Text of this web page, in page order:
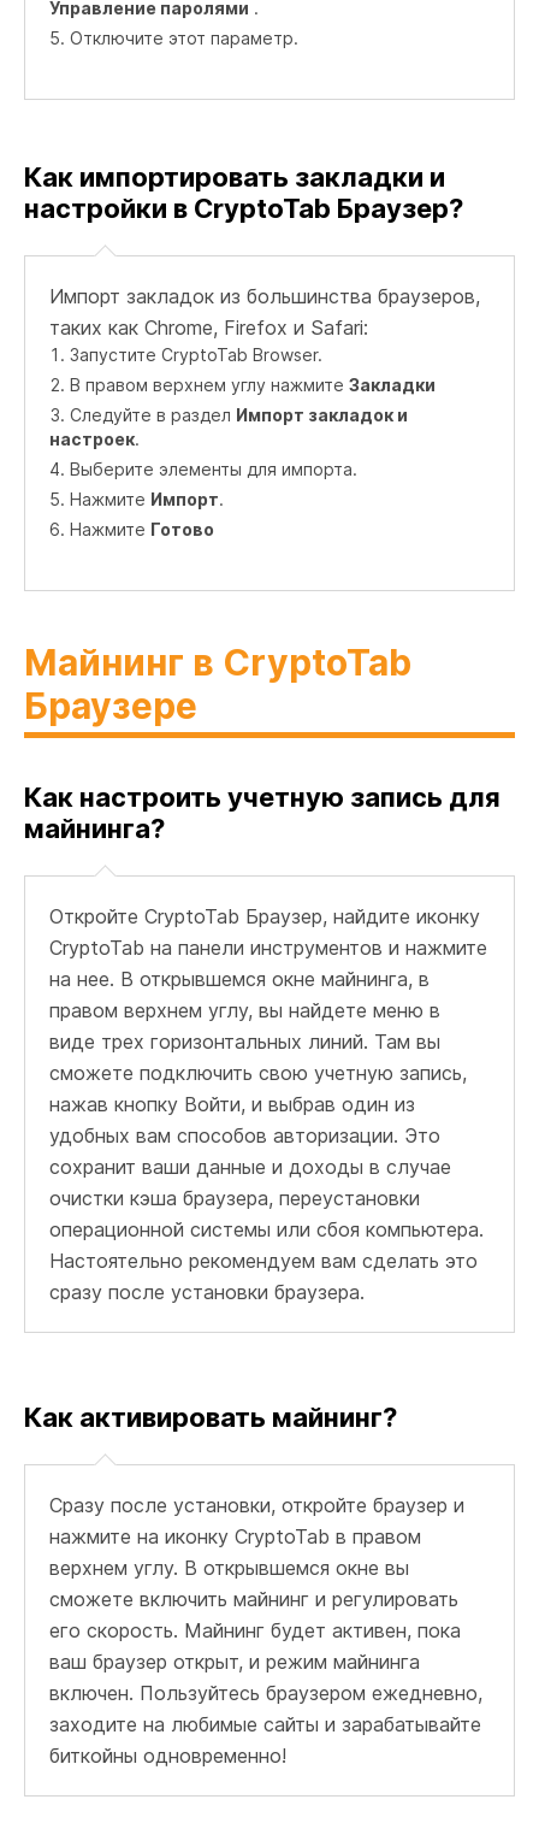
Управление паролями .
Отключите этот параметр.
Как импортировать закладки и
настройки в CryptoTab Браузер?
Импорт закладок из большинства браузеров,
таких как Chrome, Firefox и Safari:
Запустите CryptoTab Browser.
В правом верхнем углу нажмите Закладки
Следуйте в раздел Импорт закладок и
настроек.
Выберите элементы для импорта.
Нажмите Импорт.
Нажмите Готово
Майнинг в CryptoTab
Браузере
Как настроить учетную запись для
майнинга?
Откройте CryptoTab Браузер, найдите иконку
CryptoTab на панели инструментов и нажмите
на нее. В открывшемся окне майнинга, в
правом верхнем углу, вы найдете меню в
виде трех горизонтальных линий. Там вы
сможете подключить свою учетную запись,
нажав кнопку Войти, и выбрав один из
удобных вам способов авторизации. Это
сохранит ваши данные и доходы в случае
очистки кэша браузера, переустановки
операционной системы или сбоя компьютера.
Настоятельно рекомендуем вам сделать это
сразу после установки браузера.
Как активировать майнинг?
Сразу после установки, откройте браузер и
нажмите на иконку CryptoTab в правом
верхнем углу. В открывшемся окне вы
сможете включить майнинг и регулировать
его скорость. Майнинг будет активен, пока
ваш браузер открыт, и режим майнинга
включен. Пользуйтесь браузером ежедневно,
заходите на любимые сайты и зарабатывайте
биткойны одновременно!